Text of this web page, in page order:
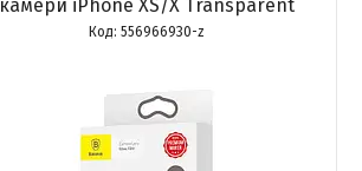
камери iPhone XS/X Transparent
556966930-z